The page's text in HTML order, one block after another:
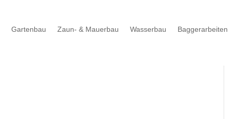
Gartenbau Zaun- & Mauerbau Wasserbau Baggerarbeiten